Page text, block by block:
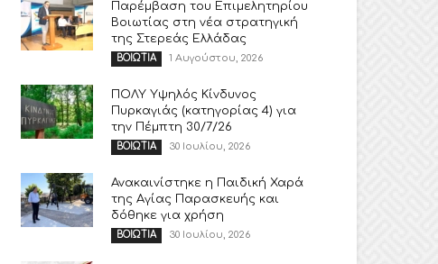
Παρέμβαση του Επιμελητηρίου
Βοιωτίας στη νέα στρατηγική
της Στερεάς Ελλάδας
ΒΟΙΩΤΙΑ 1 Αυγούστου, 2026
ΠΟΛΥ Υψηλός Κίνδυνος
Πυρκαγιάς (κατηγορίας 4) για
την Πέμπτη 30/7/26
ΒΟΙΩΤΙΑ 30 Ιουλίου, 2026
Ανακαινίστηκε η Παιδική Χαρά
της Αγίας Παρασκευής και
δόθηκε για χρήση
ΒΟΙΩΤΙΑ 30 Ιουλίου, 2026